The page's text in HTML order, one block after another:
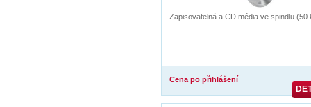
Zapisovatelná a CD média ve spindlu (50
Cena po přihlášení